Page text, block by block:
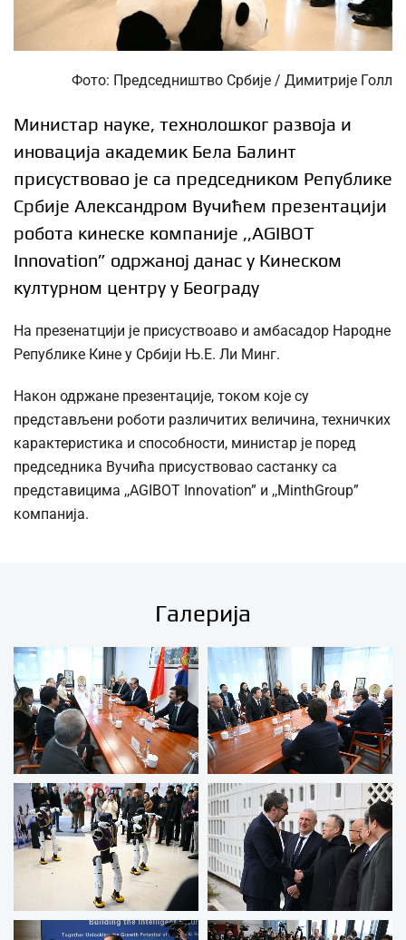
Фото: Председништво Србије / Димитрије Голл
Министар науке, технолошког развоја и
иновација академик Бела Балинт
присуствовао је са председником Републике
Србије Александром Вучићем презентацији
робота кинеске компаније ,,AGIBOT
Innovation” одржаној данас у Кинеском
културном центру у Београду
На презенатцији је присуствоаво и амбасадор Народне
Републике Кине у Србији Њ.Е. Ли Минг.
Након одржане презентације, током које су
представљени роботи различитих величина, техничких
карактеристика и способности, министар је поред
председника Вучића присуствовао састанку са
представицима ,,AGIBOT Innovation” и ,,MinthGroup”
компанија.
Галерија